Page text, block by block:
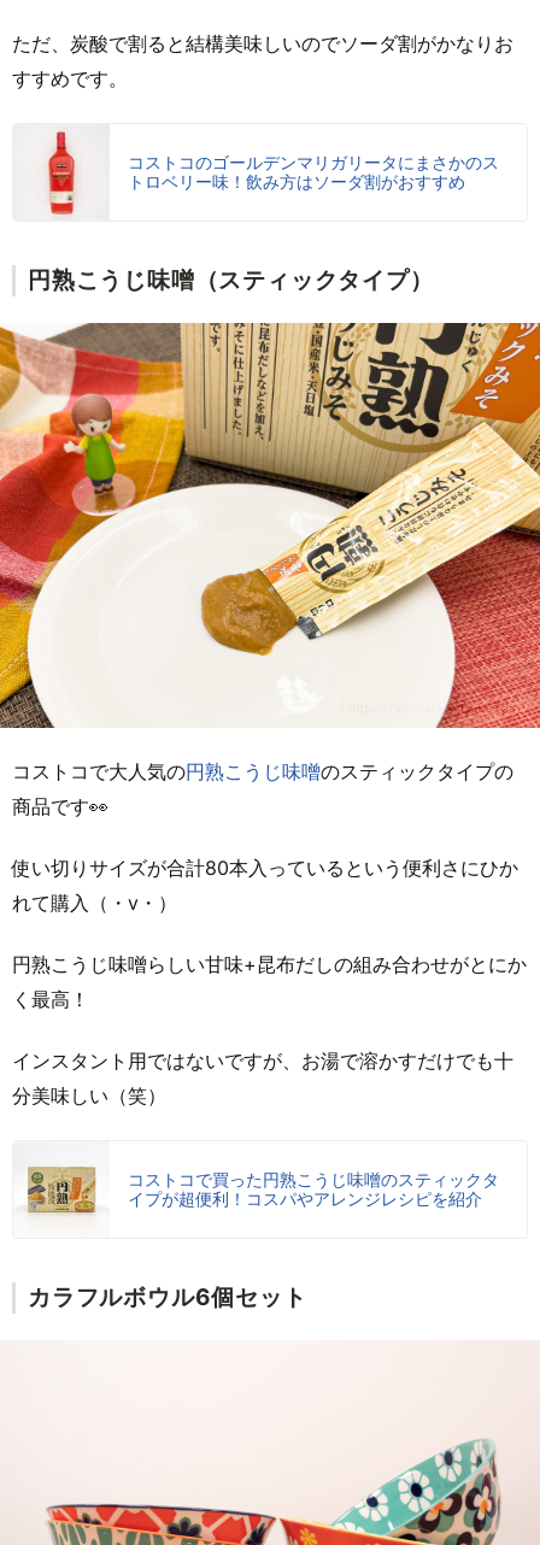
ただ、炭酸で割ると結構美味しいのでソーダ割がかなりお
すすめです。
コストコのゴールデンマリガリータにまさかのス
トロベリー味！飲み方はソーダ割がおすすめ
円熟こうじ味噌（スティックタイプ）
コストコで大人気の円熟こうじ味噌のスティックタイプの
商品です👀
使い切りサイズが合計80本入っているという便利さにひか
れて購入（・v・）
円熟こうじ味噌らしい甘味+昆布だしの組み合わせがとにか
く最高！
インスタント用ではないですが、お湯で溶かすだけでも十
分美味しい（笑）
コストコで買った円熟こうじ味噌のスティックタ
イプが超便利！コスパやアレンジレシピを紹介
カラフルボウル6個セット